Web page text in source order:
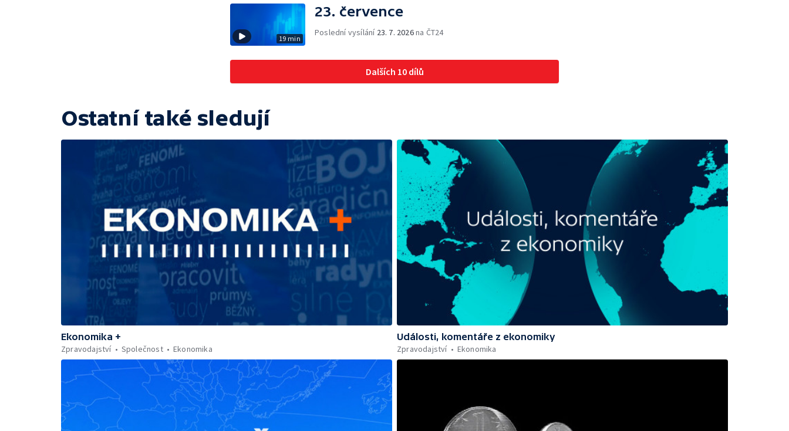
19 min
23. července
Poslední vysílání 23. 7. 2026na ČT24
Dalších 10 dílů
Ostatní také sledují
Ekonomika +
Zpravodajství
Společnost Ekonomika
Události, komentáře z ekonomiky
Zpravodajství
Ekonomika